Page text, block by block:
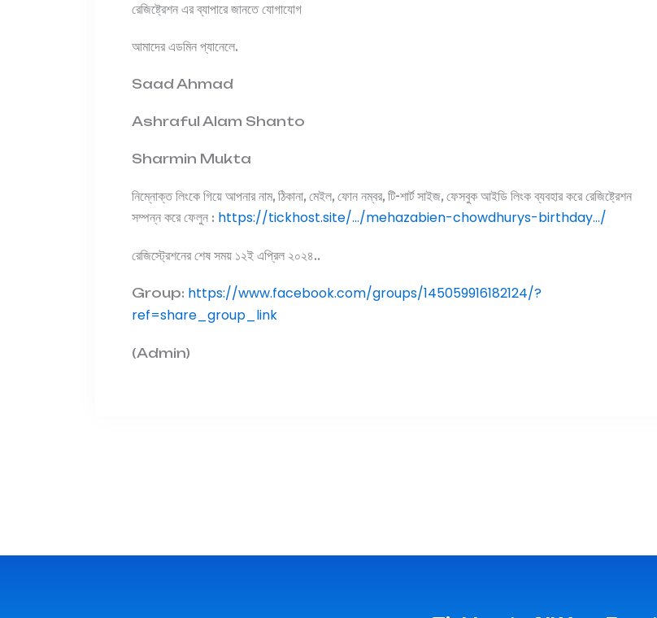
রেজিষ্ট্রেশন এর ব্যাপারে জানতে যোগাযোগ
আমাদের এডমিন প্যানেলে.
Saad Ahmad
Ashraful Alam Shanto
Sharmin Mukta
নিম্নোক্ত লিংকে গিয়ে আপনার নাম, ঠিকানা, মেইল, ফোন নম্বর, টি-শার্ট সাইজ, ফেসবুক আইডি লিংক ব্যবহার করে রেজিষ্ট্রেশন
সম্পন্ন করে ফেলুন : https://tickhost.site/…/mehazabien-chowdhurys-birthday…/
রেজিস্ট্রেশনের শেষ সময় ১২ই এপ্রিল ২০২৪..
Group: https://www.facebook.com/groups/145059916182124/?
ref=share_group_link
(Admin)